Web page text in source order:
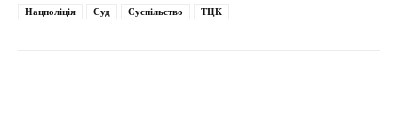
Нацполіція Суд Суспільство ТЦК